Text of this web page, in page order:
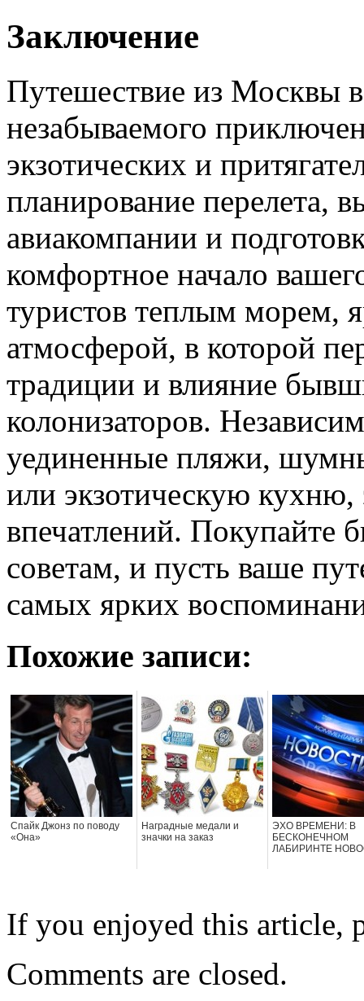
Заключение
Путешествие из Москвы
незабываемого
экзотических и
планирование перелета,
авиакомпании и
комфортное начало
туристов теплым морем,
атмосферой, в которой
традиции и влияние
колонизаторов.
уединенные пляжи,
или экзотическую кухню,
впечатлений. Покупайте
советам, и пусть ваше
самых ярких
Похожие записи:
Спайк Джонз по поводу
«Она»
Наградные медали и
значки на заказ
ЭХО ВРЕМЕНИ: В
БЕСКОНЕЧНОМ
ЛАБИРИНТЕ
If you enjoyed this article,
Comments are closed.